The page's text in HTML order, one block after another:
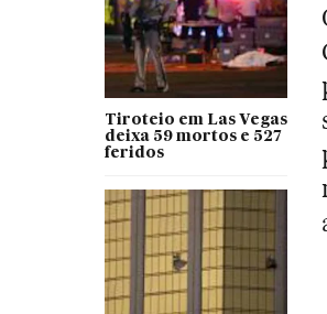
Tiroteio em Las Vegas
deixa 59 mortos e 527
feridos